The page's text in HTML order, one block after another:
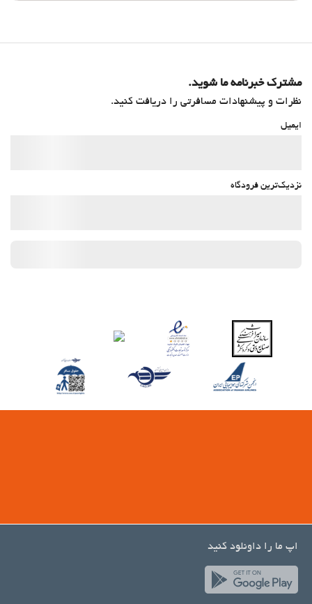
مشترک خبرنامه ما شوید.
نظرات و پیشنهادات مسافرتی را دریافت کنید.
ایمیل
نزدیک‌ترین فرودگاه
اپ ما را داونلود کنید